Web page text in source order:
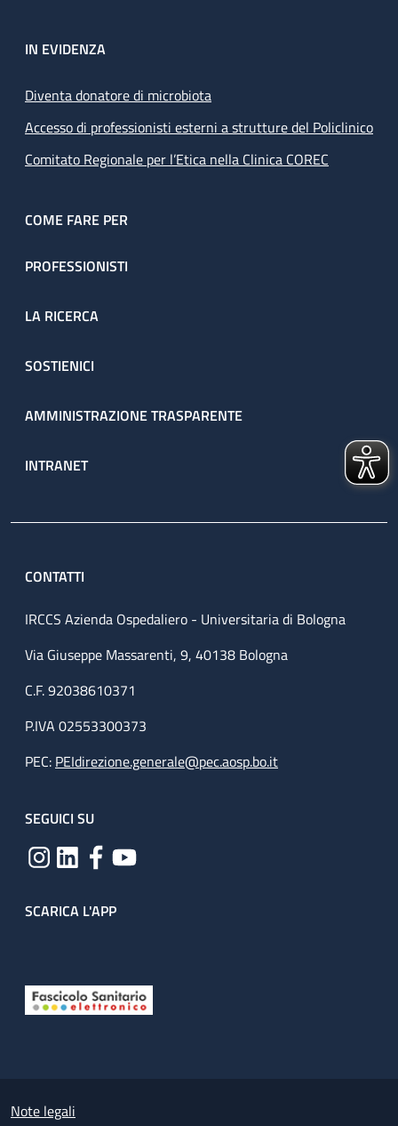
IN EVIDENZA
Diventa donatore di microbiota
Accesso di professionisti esterni a strutture del Policlinico
Comitato Regionale per l’Etica nella Clinica COREC
COME FARE PER
PROFESSIONISTI
LA RICERCA
SOSTIENICI
AMMINISTRAZIONE TRASPARENTE
INTRANET
CONTATTI
IRCCS Azienda Ospedaliero - Universitaria di Bologna
Via Giuseppe Massarenti, 9, 40138 Bologna
C.F. 92038610371
P.IVA 02553300373
PEC: PEIdirezione.generale@pec.aosp.bo.it
SEGUICI SU
SCARICA L'APP
Small prints
Note legali